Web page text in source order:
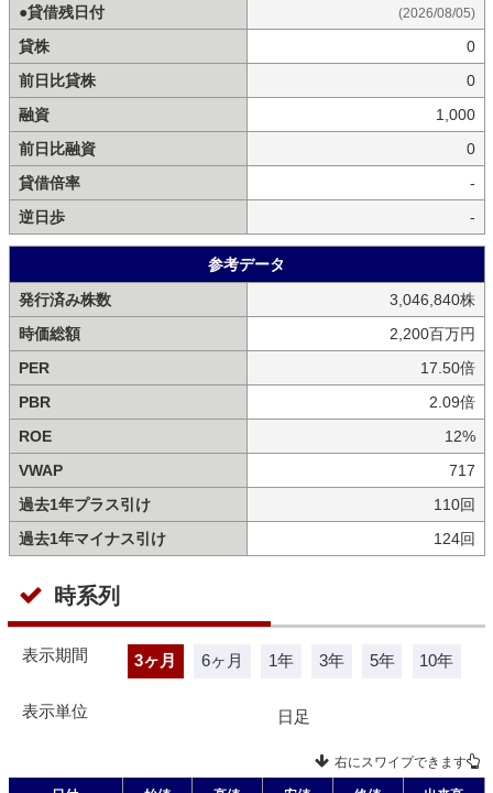
●貸借残日付
(2026/08/05)
貸株
0
前日比貸株
0
融資
1,000
前日比融資
0
貸借倍率
-
逆日歩
-
参考データ
発行済み株数
3,046,840株
時価総額
2,200百万円
PER
17.50倍
PBR
2.09倍
ROE
12%
VWAP
717
過去1年プラス引け
110回
過去1年マイナス引け
124回
時系列
表示期間 3ヶ月 6ヶ月 1年 3年 5年 10年
表示単位 日足
右にスワイプできます